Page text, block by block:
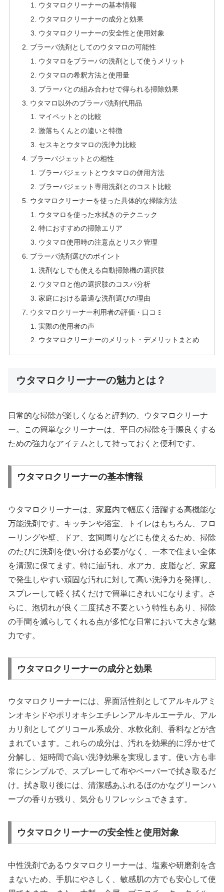
ウタマロクリーナーの基本情報
ウタマロクリーナーの成分と効果
ウタマロクリーナーの安全性と使用対象
ブラーバ洗剤としてのウタマロの可能性
ウタマロをブラーバの洗剤として使うメリット
ウタマロの希釈方法と使用量
ブラーバとの組み合わせで得られる掃除効果
ウタマロ以外のブラーバ洗剤代用品
マイペットとの比較
激落ちくんとの違いと特徴
セスキとウタマロの洗浄力比較
ブラーバジェットとの相性
ブラーバジェットとウタマロの併用方法
ブラーバジェット専用洗剤とのコスト比較
ウタマロクリーナーを使った具体的な掃除方法
ウタマロを使った水拭きのテクニック
特におすすめの掃除エリア
ウタマロ使用時の注意点とリスク管理
ブラーバ洗剤選びのポイント
洗剤なしでも使える自動掃除機の選択肢
ウタマロと他の選択肢のコスパ分析
家庭における最適な洗剤選びの理由
ウタマロクリーナー利用者の評価・口コミ
実際の使用者の声
ウタマロクリーナーのメリット・デメリットまとめ
ウタマロクリーナーの魅力とは？
日常的な掃除が楽しくなると評判の、ウタマロクリーナ
ー。この簡単なクリーナーは、平日の掃除を手際良くする
ための強力なアイテムとして持っておくと便利です。
ウタマロクリーナーの基本情報
ウタマロクリーナーは、家庭内で幅広く活躍する高機能な
万能洗剤です。キッチンや浴室、トイレはもちろん、フロ
ーリングや壁、ドア、玄関周りなどにも使えるため、掃除
のたびに洗剤を使い分ける必要がなく、一本で住まい全体
を清潔に保てます。特に油汚れ、水アカ、皮脂など、家庭
で発生しやすい頑固な汚れに対して高い洗浄力を発揮し、
スプレーして軽く拭くだけで簡単にきれいになります。さ
らに、泡切れが良く二度拭き不要という特性もあり、掃除
の手間を減らしてくれる点が多忙な日常において大きな魅
力です。
ウタマロクリーナーの成分と効果
ウタマロクリーナーには、界面活性剤としてアルキルアミ
ンオキシドやポリオキシエチレンアルキルエーテル、アル
カリ剤としてグリコール系成分、水軟化剤、香料などが含
まれています。これらの成分は、汚れを効果的に浮かせて
分解し、短時間で高い洗浄効果を実現します。使い方も非
常にシンプルで、スプレーして布やペーパーで拭き取るだ
け。拭き取り後には、清潔感あふれるほのかなグリーンハ
ーブの香りが残り、気分もリフレッシュできます。
ウタマロクリーナーの安全性と使用対象
中性洗剤であるウタマロクリーナーは、塩素や研磨剤を含
まないため、手肌にやさしく、敏感肌の方でも安心して使